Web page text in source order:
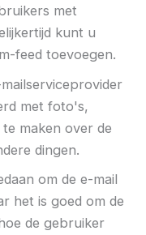
met
kunt u
feed toevoegen.
met foto's,
maken over de
dingen.
om de e-mail
het is goed om de
de gebruiker